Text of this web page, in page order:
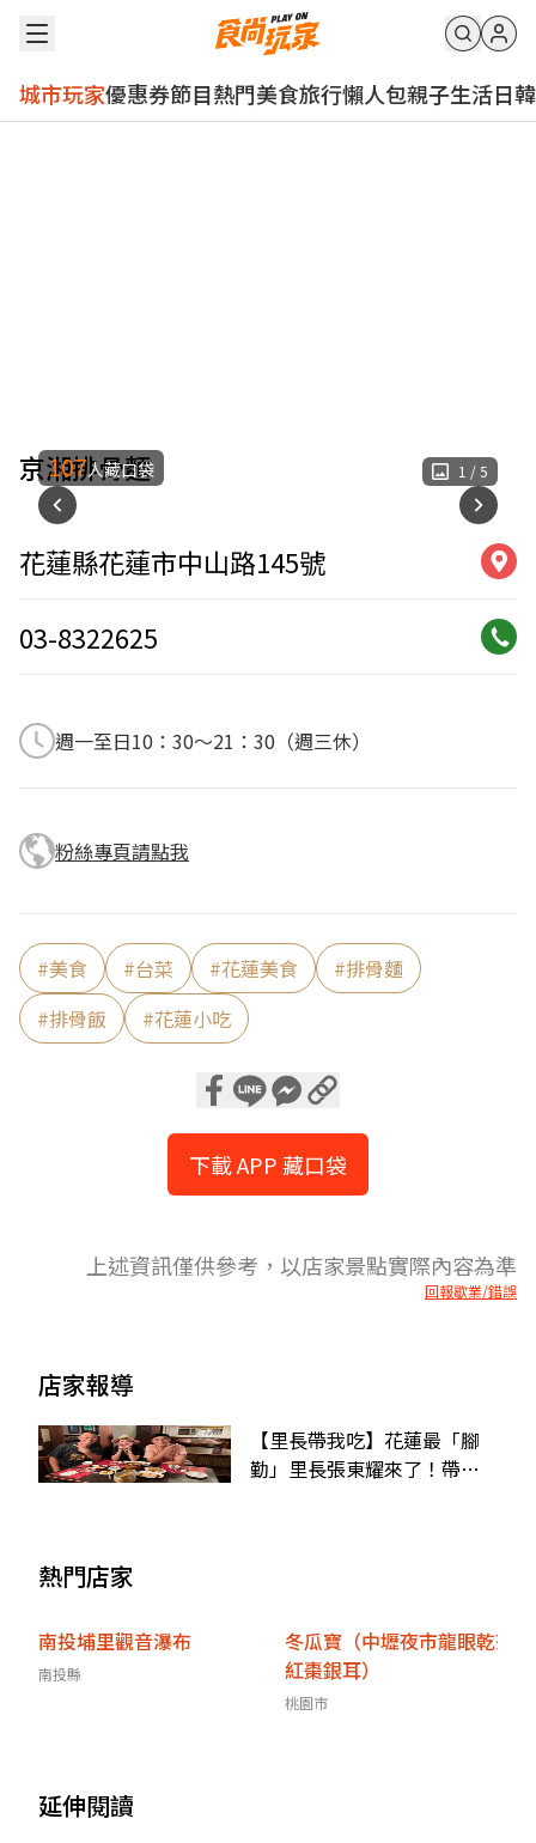
城市玩家優惠券節目熱門美食旅行懶人包親子生活日韓
京湘排骨麵 1 /5
107人藏口袋
花蓮縣花蓮市中山路145號
03-8322625
週一至日10：30～21：30（週三休）
粉絲專頁請點我
#美食 #台菜 #花蓮美食 #排骨麵
#排骨飯 #花蓮小吃
下載 APP 藏口袋
上述資訊僅供參考，以店家景點實際內容為準
回報歇業/錯誤
店家報導
【里長帶我吃】花蓮最「腳
勤」里長張東耀來了！帶六
熱門店家
南投埔里觀音瀑布
南投縣
冬瓜寶（中壢夜市龍眼乾茶
紅棗銀耳）
桃園市
延伸閱讀